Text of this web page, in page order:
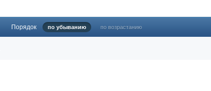
Порядок по убыванию по возрастанию